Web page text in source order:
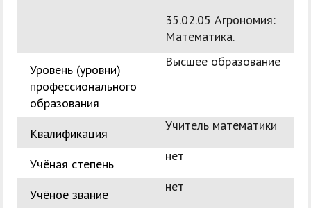
35.02.05 Агрономия:
Математика.
Уровень (уровни)
профессионального
образования
Высшее образование
Квалификация
Учитель математики
Учёная степень
нет
Учёное звание
нет